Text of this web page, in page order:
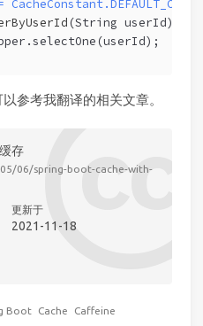
(String userId)
参考我翻译的相关文章。
存
06/spring-boot-cache-with-
更新于
2021-11-18
Boot Cache Caffeine